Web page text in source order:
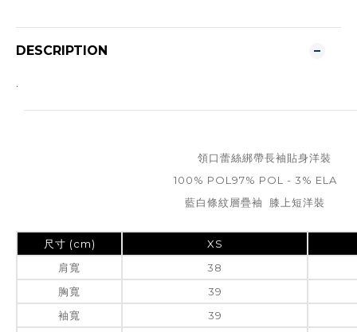
DESCRIPTION
領口蕾絲綁帶長袖貼身洋裝
100% POL97% POL - 3% ELA
藍白條紋層疊袖 膝上短洋裝
尺寸 (cm)
XS
肩寬
38
胸寬
39
袖寬
39